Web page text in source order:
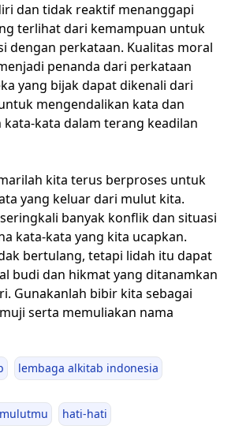
dan tidak reaktif menanggapi
terlihat dari kemampuan untuk
dengan perkataan. Kualitas moral
penanda dari perkataan
yang bijak dapat dikenali dari
mengendalikan kata dan
kata dalam terang keadilan
kita terus berproses untuk
yang keluar dari mulut kita.
banyak konflik dan situasi
kata-kata yang kita ucapkan.
bertulang, tetapi lidah itu dapat
budi dan hikmat yang ditanamkan
Gunakanlah bibir kita sebagai
serta memuliakan nama
lembaga alkitab indonesia
hati-hati